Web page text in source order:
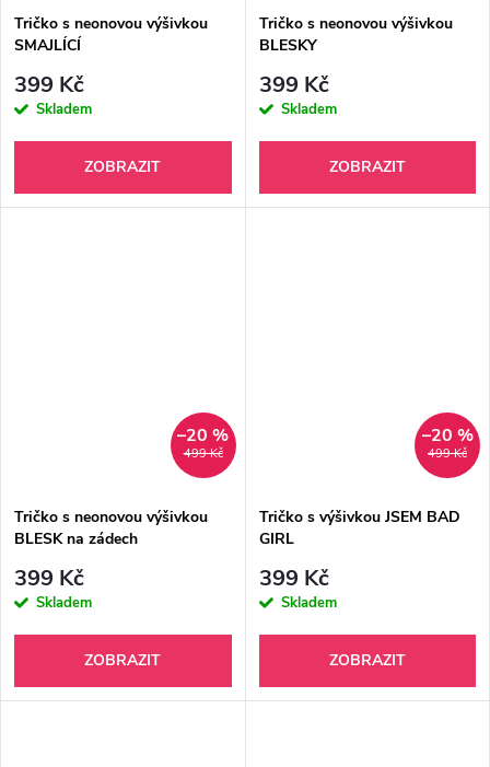
Tričko s neonovou výšivkou
SMAJLÍCÍ
399 Kč
Skladem
ZOBRAZIT
Tričko s neonovou výšivkou
BLESKY
399 Kč
Skladem
ZOBRAZIT
499 Kč
–20 %
Tričko s neonovou výšivkou
BLESK na zádech
399 Kč
Skladem
ZOBRAZIT
499 Kč
–20 %
Tričko s výšivkou JSEM BAD
GIRL
399 Kč
Skladem
ZOBRAZIT